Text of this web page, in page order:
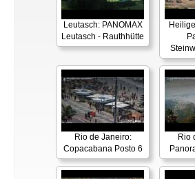
Leutasch: PANOMAX
Leutasch - Rauthhütte
Rio de Janeiro:
Copacabana Posto 6
Rio